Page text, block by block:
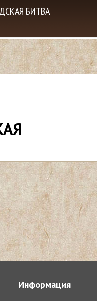
БИТВА
Информация